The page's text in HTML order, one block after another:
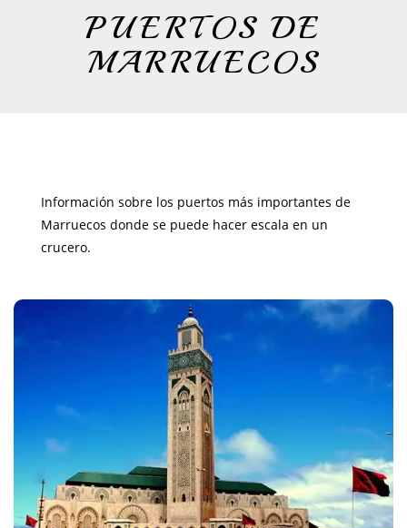
PUERTOS DE
MARRUECOS
Información sobre los puertos más importantes de
Marruecos donde se puede hacer escala en un
crucero.